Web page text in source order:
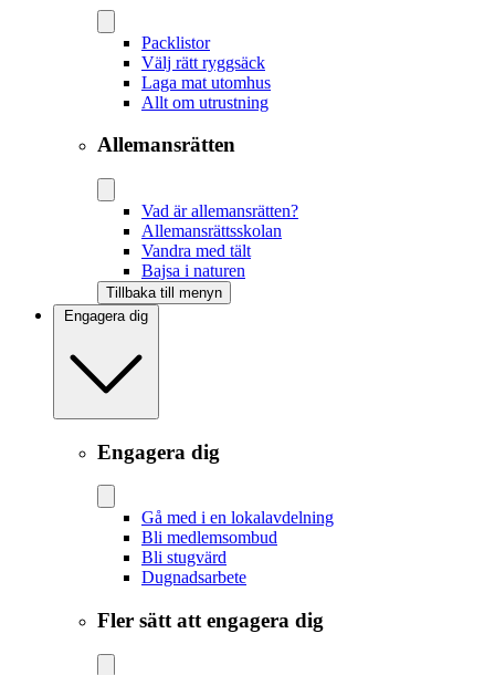
Packlistor
Välj rätt ryggsäck
Laga mat utomhus
Allt om utrustning
Allemansrätten
Vad är allemansrätten?
Allemansrättsskolan
Vandra med tält
Bajsa i naturen
Tillbaka till menyn
Engagera dig
Engagera dig
Gå med i en lokalavdelning
Bli medlemsombud
Bli stugvärd
Dugnadsarbete
Fler sätt att engagera dig